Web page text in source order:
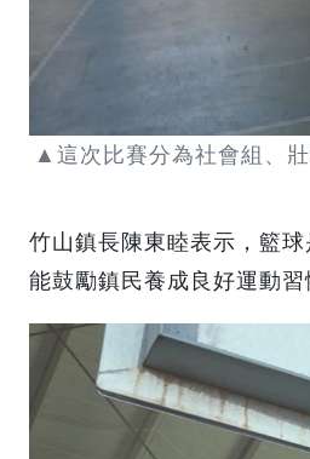
▲這次比賽分為社會組、
竹山鎮長陳東睦表示，籃
能鼓勵鎮民養成良好運動習